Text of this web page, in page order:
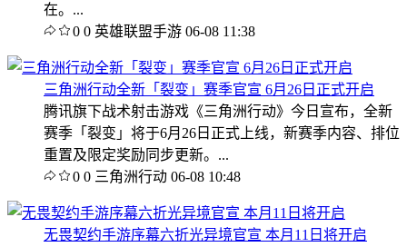
在。...
0 0 英雄联盟手游 06-08 11:38
三角洲行动全新「裂变」赛季官宣 6月26日正式开启
腾讯旗下战术射击游戏《三角洲行动》今日宣布，全新
赛季「裂变」将于6月26日正式上线，新赛季内容、排位
重置及限定奖励同步更新。...
0 0 三角洲行动 06-08 10:48
无畏契约手游序幕六折光异境官宣 本月11日将开启